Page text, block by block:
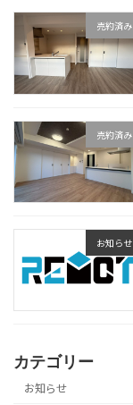
売約済み
売約済み
お知らせ
カテゴリー
お知らせ